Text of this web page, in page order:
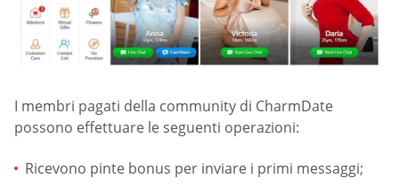
I membri pagati della community di CharmDate
possono effettuare le seguenti operazioni:
Ricevono pinte bonus per inviare i primi messaggi;